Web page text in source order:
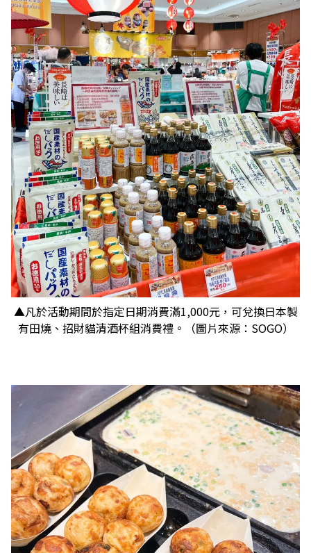
▲凡於活動期間於指定日期消費滿1,000元，可兌換日本製
有田燒、招財貓清酒杯組消費禮。（圖片來源：SOGO）